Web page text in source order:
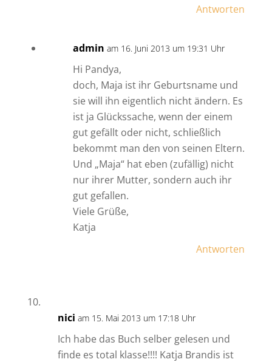
Antworten
admin am 16. Juni 2013 um 19:31 Uhr
Hi Pandya,
doch, Maja ist ihr Geburtsname und
sie will ihn eigentlich nicht ändern. Es
ist ja Glückssache, wenn der einem
gut gefällt oder nicht, schließlich
bekommt man den von seinen Eltern.
Und „Maja“ hat eben (zufällig) nicht
nur ihrer Mutter, sondern auch ihr
gut gefallen.
Viele Grüße,
Katja
Antworten
nici am 15. Mai 2013 um 17:18 Uhr
Ich habe das Buch selber gelesen und
finde es total klasse!!!! Katja Brandis ist